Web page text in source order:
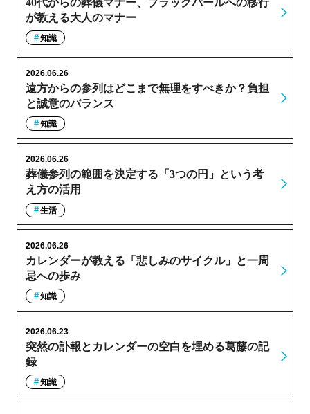
が教える大人のマナー
知識
遠方からの参列はどこまで無理をすべきか？負担
と誠意のバランス
2026.06.26
知識
葬儀参列の範囲を決定する「3つの円」という考
え方の活用
2026.06.26
生活
カレンダーが教える「悲しみのサイクル」と一周
忌への歩み
2026.06.26
知識
突然の訃報とカレンダーの空白を埋める葛藤の記
録
2026.06.23
知識